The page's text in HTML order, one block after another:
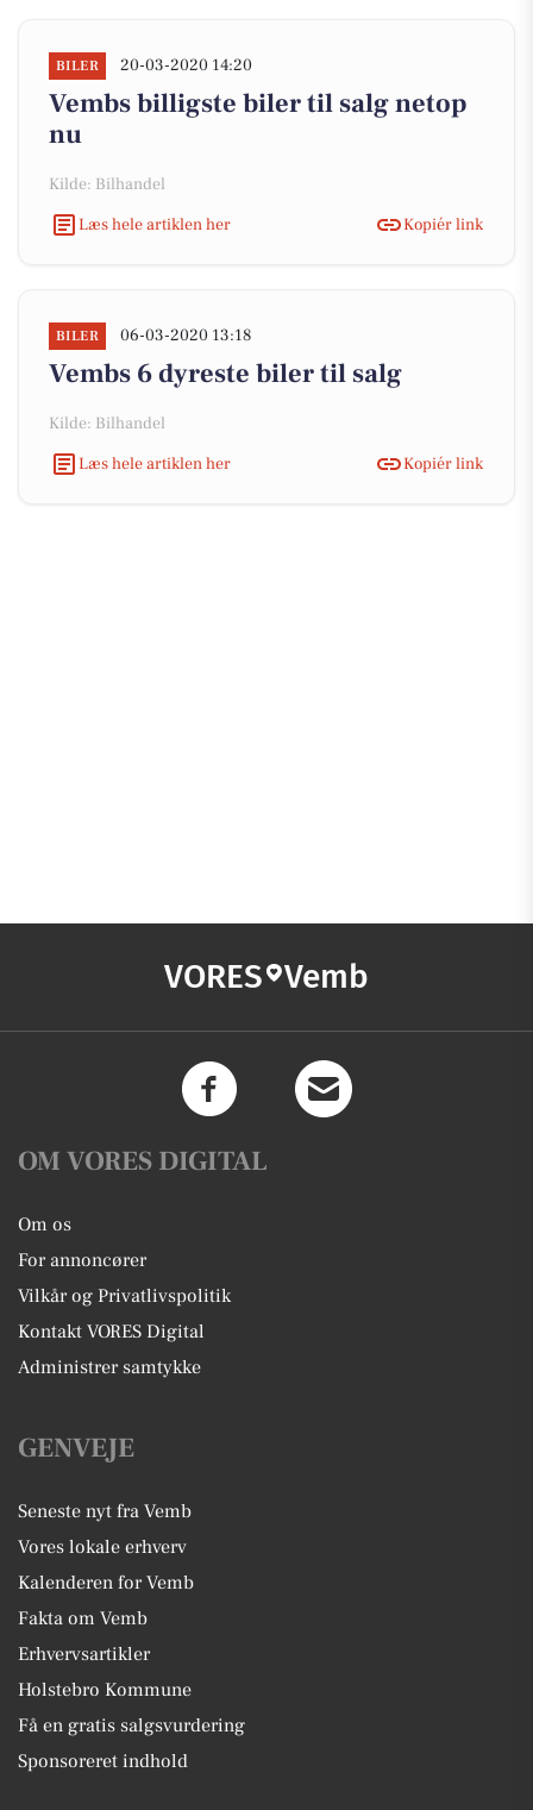
BILER 20-03-2020 14:20
Vembs billigste biler til salg netop
nu
Kilde: Bilhandel
Læs hele artiklen her
Kopiér link
BILER 06-03-2020 13:18
Vembs 6 dyreste biler til salg
Kilde: Bilhandel
Læs hele artiklen her
Kopiér link
VORES Vemb
OM VORES DIGITAL
Om os
For annoncører
Vilkår og Privatlivspolitik
Kontakt VORES Digital
Administrer samtykke
GENVEJE
Seneste nyt fra Vemb
Vores lokale erhverv
Kalenderen for Vemb
Fakta om Vemb
Erhvervsartikler
Holstebro Kommune
Få en gratis salgsvurdering
Sponsoreret indhold